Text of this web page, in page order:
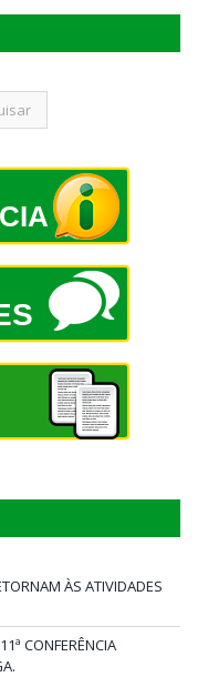
ÀS ATIVIDADES
CONFERÊNCIA